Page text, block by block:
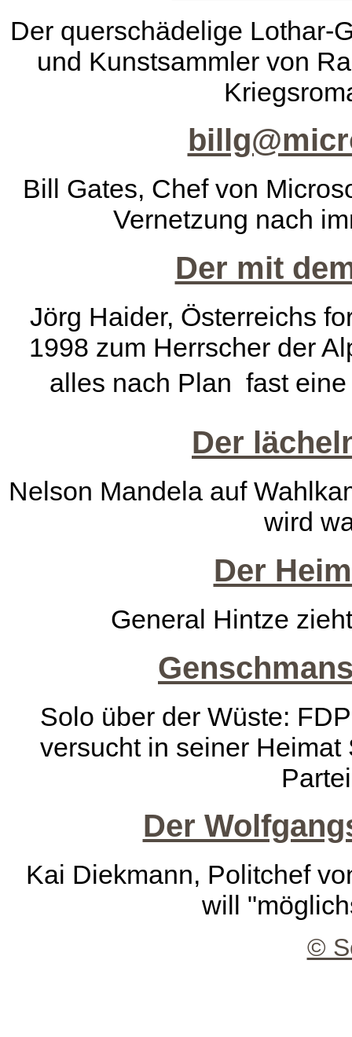
Der querschädelige Lothar-
und Kunstsammler von
Bill Gates, Chef von
Vernetzung nach
Der mit
Jörg Haider, Österreichs
1998 zum Herrscher der
alles nach Plan  fast
Der
Nelson Mandela auf
wird
Der
General Hintze
Solo über der Wüste:
versucht in seiner
Der
Kai Diekmann, Politchef
will
©